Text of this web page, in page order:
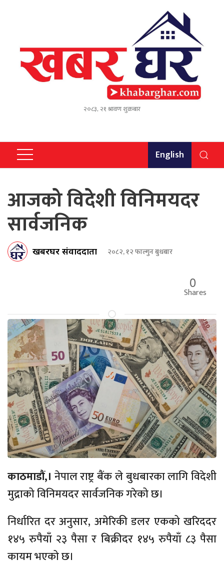
२०८३, २१ श्रावण शुक्रबार
English
आजको विदेशी विनिमयदर
सार्वजनिक
खबरघर संवाददाता २०८२, १२ फाल्गुन बुधबार
0
Shares
काठमाडौं,। नेपाल राष्ट्र बैंक ले बुधबारका लागि विदेशी
मुद्राको विनिमयदर सार्वजनिक गरेको छ।
निर्धारित दर अनुसार, अमेरिकी डलर एकको खरिददर
१४५ रुपैयाँ २३ पैसा र बिक्रीदर १४५ रुपैयाँ ८३ पैसा
कायम भएको छ।